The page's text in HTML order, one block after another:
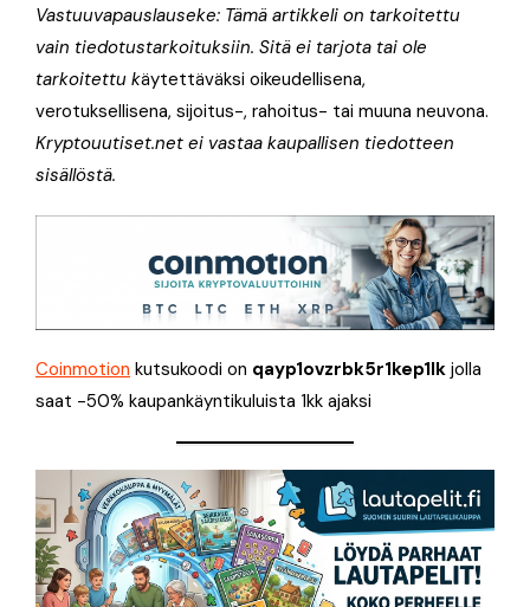
Vastuuvapauslauseke: Tämä artikkeli on tarkoitettu
vain tiedotustarkoituksiin. Sitä ei tarjota tai ole
tarkoitettu käytettäväksi oikeudellisena,
verotuksellisena, sijoitus-, rahoitus- tai muuna neuvona.
Kryptouutiset.net ei vastaa kaupallisen tiedotteen
sisällöstä.
Coinmotion kutsukoodi on qayp1ovzrbk5r1kep1lk jolla
saat -50% kaupankäyntikuluista 1kk ajaksi